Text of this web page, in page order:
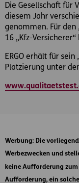
Die Gesellschaft für
diesem Jahr
genommen. Für den
16 „Kfz-
ERGO erhält für sein
Platzierung unter
Werbung: Die
Werbezwecken und
keine Aufforderung
Aufforderung, ein